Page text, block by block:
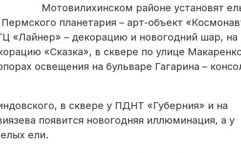
Мотовилихинском районе установят
планетария – арт-объект
«Лайнер» – декорацию и новогодний шар, на
«Сказка», в сквере по улице
освещения на бульваре Гагарина –
в сквере у ПДНТ «Губерния» и на
появится новогодняя иллюминация, а у
ели.